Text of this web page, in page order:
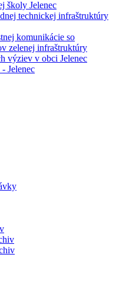
školy Jelenec
technickej infraštruktúry
komunikácie so
zelenej infraštruktúry
výziev v obci Jelenec
Jelenec